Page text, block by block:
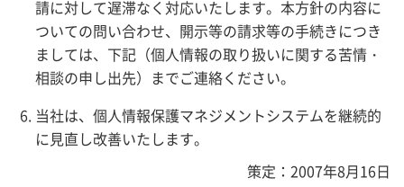
請に対して遅滞なく対応いたします。本方針の内容に
ついての問い合わせ、開示等の請求等の手続きにつき
ましては、下記（個人情報の取り扱いに関する苦情・
相談の申し出先）までご連絡ください。
当社は、個人情報保護マネジメントシステムを継続的
に見直し改善いたします。
策定：2007年8月16日